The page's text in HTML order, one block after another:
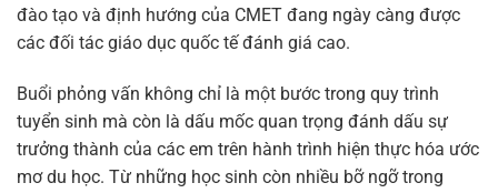
đào tạo và định hướng của CMET đang ngày càng được
các đối tác giáo dục quốc tế đánh giá cao.
Buổi phỏng vấn không chỉ là một bước trong quy trình
tuyển sinh mà còn là dấu mốc quan trọng đánh dấu sự
trưởng thành của các em trên hành trình hiện thực hóa ước
mơ du học. Từ những học sinh còn nhiều bỡ ngỡ trong